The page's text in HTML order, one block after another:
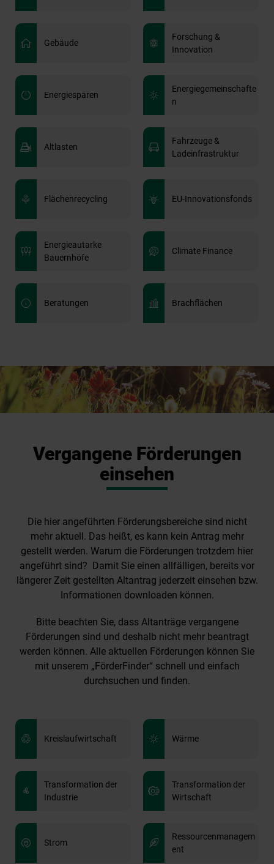
Gebäude
Forschung &
Innovation
Energiesparen
Energiegemeinschafte
n
Altlasten
Fahrzeuge &
Ladeinfrastruktur
Flächenrecycling EU-Innovationsfonds
Energieautarke
Bauernhöfe
Climate Finance
Beratungen Brachflächen
Vergangene Förderungen
einsehen
Die hier angeführten Förderungsbereiche sind nicht
mehr aktuell. Das heißt, es kann kein Antrag mehr
gestellt werden. Warum die Förderungen trotzdem hier
angeführt sind? Damit Sie einen allfälligen, bereits vor
längerer Zeit gestellten Altantrag jederzeit einsehen bzw.
Informationen downloaden können.
Bitte beachten Sie, dass Altanträge vergangene
Förderungen sind und deshalb nicht mehr beantragt
werden können. Alle aktuellen Förderungen können Sie
mit unserem „FörderFinder“ schnell und einfach
durchsuchen und finden.
Kreislaufwirtschaft Wärme
Transformation der
Industrie
Transformation der
Wirtschaft
Strom
Ressourcenmanagem
ent